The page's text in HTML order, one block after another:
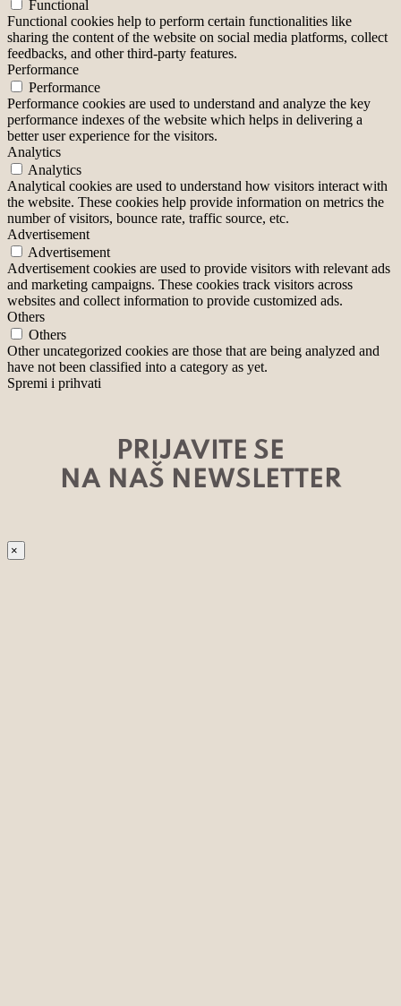
Functional
Functional cookies help to perform certain functionalities like
sharing the content of the website on social media platforms, collect
feedbacks, and other third-party features.
Performance
Performance
Performance cookies are used to understand and analyze the key
performance indexes of the website which helps in delivering a
better user experience for the visitors.
Analytics
Analytics
Analytical cookies are used to understand how visitors interact with
the website. These cookies help provide information on metrics the
number of visitors, bounce rate, traffic source, etc.
Advertisement
Advertisement
Advertisement cookies are used to provide visitors with relevant ads
and marketing campaigns. These cookies track visitors across
websites and collect information to provide customized ads.
Others
Others
Other uncategorized cookies are those that are being analyzed and
have not been classified into a category as yet.
Spremi i prihvati
PRIJAVITE SE
NA NAŠ NEWSLETTER
×